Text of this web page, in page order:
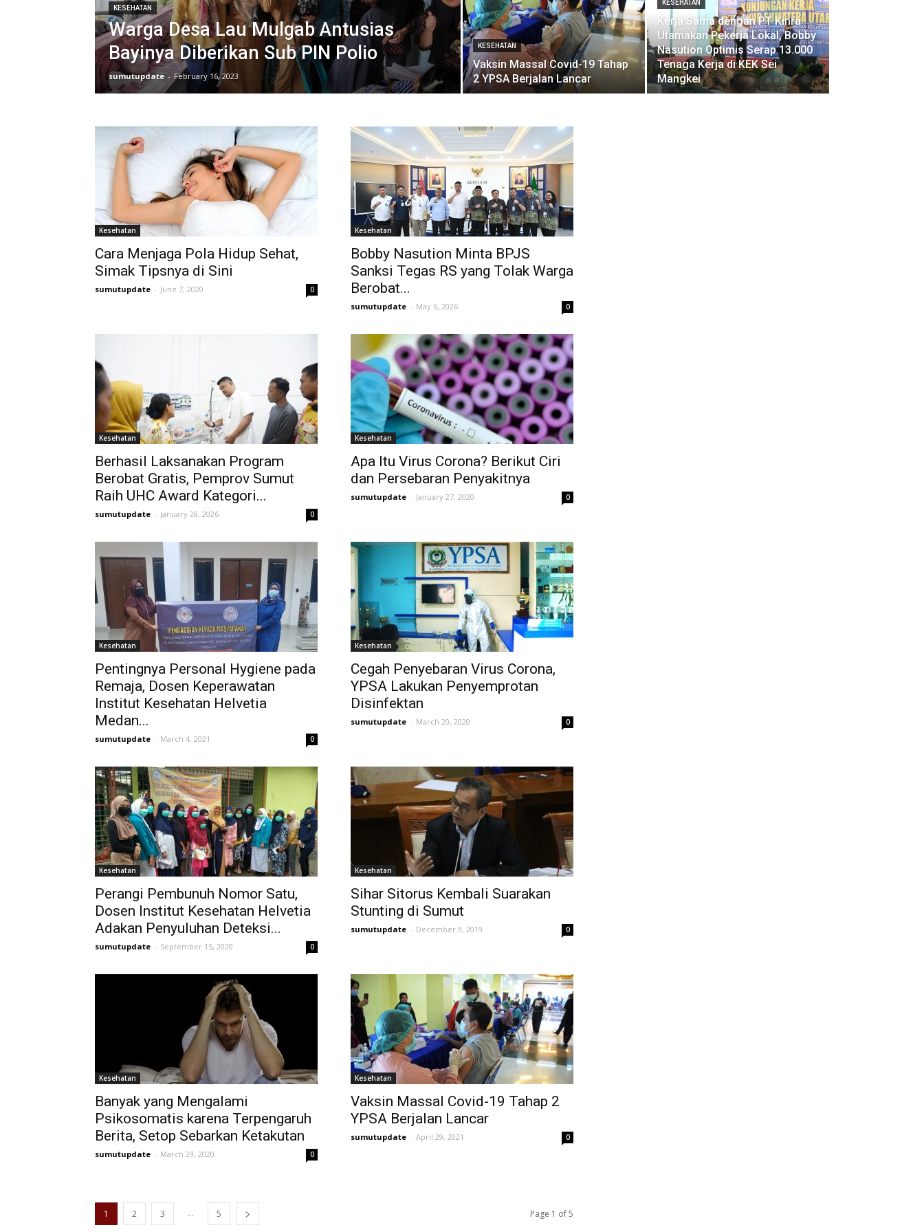
KESEHATAN
Warga Desa Lau Mulgab Antusias
Bayinya Diberikan Sub PIN Polio
sumutupdate - February 16, 2023
KESEHATAN
Vaksin Massal Covid-19 Tahap
2 YPSA Berjalan Lancar
KESEHATAN
Kerja Sama dengan PT Kinra
Utamakan Pekerja Lokal, Bobby
Nasution Optimis Serap 13.000
Tenaga Kerja di KEK Sei
Mangkei
Kesehatan
Cara Menjaga Pola Hidup Sehat,
Simak Tipsnya di Sini
sumutupdate - June 7, 2020 0
Kesehatan
Bobby Nasution Minta BPJS
Sanksi Tegas RS yang Tolak Warga
Berobat...
sumutupdate - May 6, 2026 0
Kesehatan
Berhasil Laksanakan Program
Berobat Gratis, Pemprov Sumut
Raih UHC Award Kategori...
sumutupdate - January 28, 2026 0
Kesehatan
Apa Itu Virus Corona? Berikut Ciri
dan Persebaran Penyakitnya
sumutupdate - January 27, 2020 0
Kesehatan
Pentingnya Personal Hygiene pada
Remaja, Dosen Keperawatan
Institut Kesehatan Helvetia
Medan...
sumutupdate - March 4, 2021 0
Kesehatan
Cegah Penyebaran Virus Corona,
YPSA Lakukan Penyemprotan
Disinfektan
sumutupdate - March 20, 2020 0
Kesehatan
Perangi Pembunuh Nomor Satu,
Dosen Institut Kesehatan Helvetia
Adakan Penyuluhan Deteksi...
sumutupdate - September 15, 2020 0
Kesehatan
Sihar Sitorus Kembali Suarakan
Stunting di Sumut
sumutupdate - December 9, 2019 0
Kesehatan
Banyak yang Mengalami
Psikosomatis karena Terpengaruh
Berita, Setop Sebarkan Ketakutan
sumutupdate - March 29, 2020 0
Kesehatan
Vaksin Massal Covid-19 Tahap 2
YPSA Berjalan Lancar
sumutupdate - April 29, 2021 0
1 2 3 ... 5 Page 1 of 5